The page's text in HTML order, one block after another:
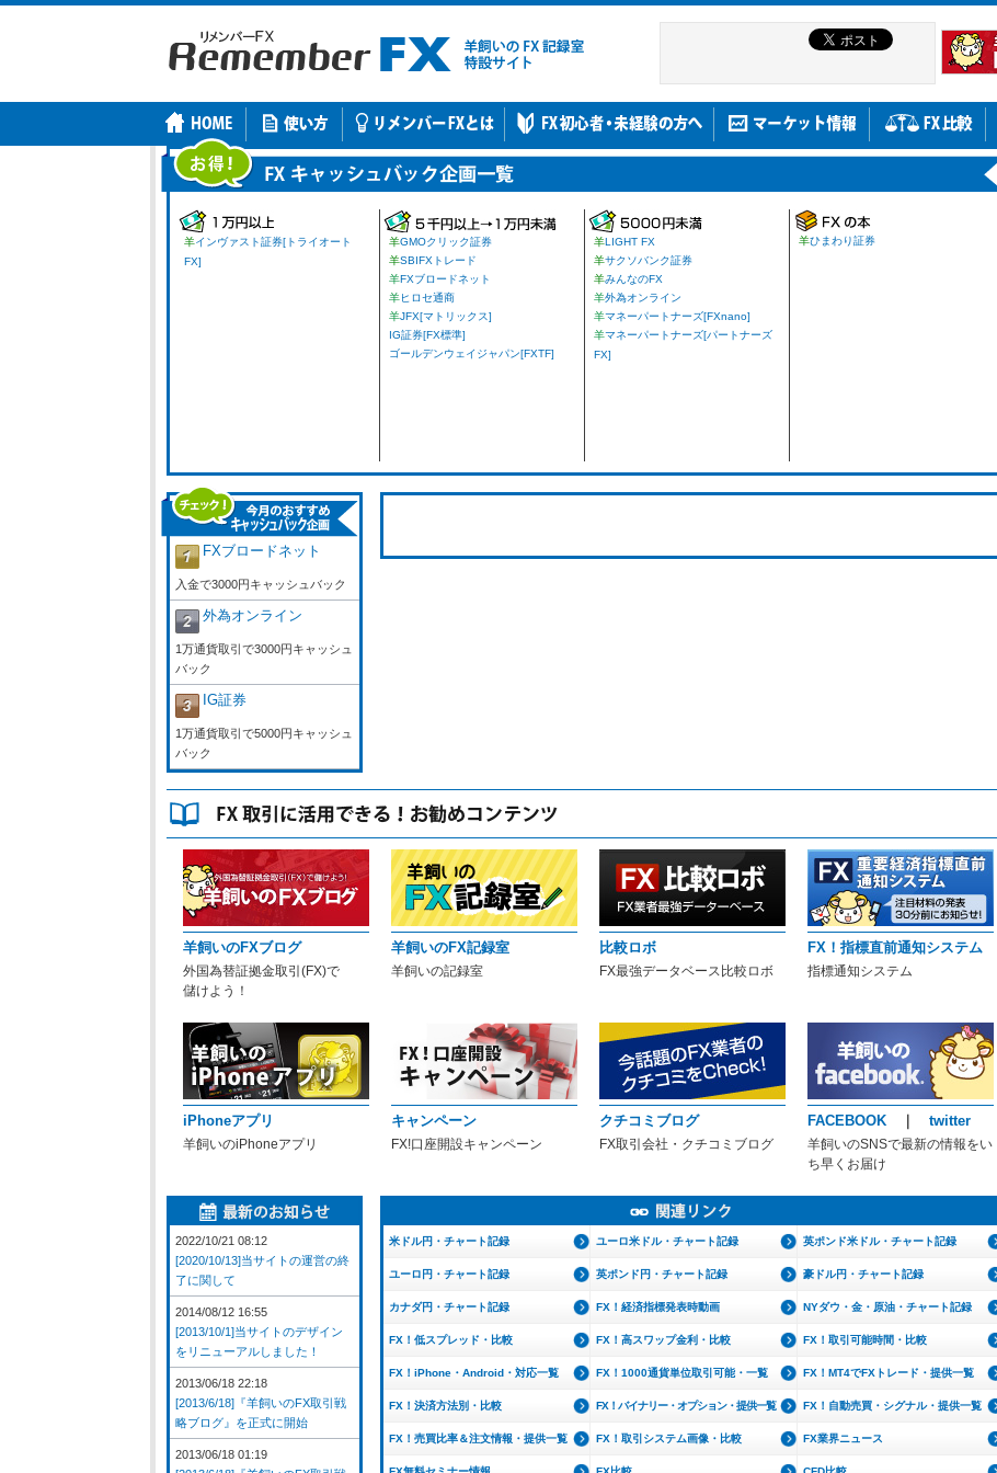
羊インヴァスト証券[トライオート
FX]
羊GMOクリック証券
羊SBIFXトレード
羊FXブロードネット
羊ヒロセ通商
羊JFX[マトリックス]
IG証券[FX標準]
ゴールデンウェイジャパン[FXTF]
羊LIGHT FX
羊サクソバンク証券
羊みんなのFX
羊外為オンライン
羊マネーパートナーズ[FXnano]
羊マネーパートナーズ[パートナーズ
FX]
羊ひまわり証券
FXブロードネット
入金で3000円キャッシュバック
外為オンライン
1万通貨取引で3000円キャッシュ
バック
IG証券
1万通貨取引で5000円キャッシュ
バック
羊飼いのFXブログ
外国為替証拠金取引(FX)で
儲けよう！
羊飼いのFX記録室
羊飼いの記録室
比較ロボ
FX最強データベース比較ロボ
FX！指標直前通知システム
指標通知システム
iPhoneアプリ
羊飼いのiPhoneアプリ
キャンペーン
FX!口座開設キャンペーン
クチコミブログ
FX取引会社・クチコミブログ
FACEBOOK twitter
羊飼いのSNSで最新の情報をい
ち早くお届け
米ドル円・チャート記録 ユーロ米ドル・チャート記録 英ポンド米ドル・チャート記録
ユーロ円・チャート記録 英ポンド円・チャート記録 豪ドル円・チャート記録
カナダ円・チャート記録 FX！経済指標発表時動画 NYダウ・金・原油・チャート記録
FX！低スプレッド・比較 FX！高スワップ金利・比較 FX！取引可能時間・比較
FX！iPhone・Android・対応一覧 FX！1000通貨単位取引可能・一覧 FX！MT4でFXトレード・提供一覧
FX！決済方法別・比較 FX！バイナリー・オプション・提供一覧 FX！自動売買・シグナル・提供一覧
FX！売買比率＆注文情報・提供一覧 FX！取引システム画像・比較 FX業界ニュース
2022/10/21 08:12
[2020/10/13]当サイトの運営の終
了に関して
2014/08/12 16:55
[2013/10/1]当サイトのデザイン
をリニューアルしました！
2013/06/18 22:18
[2013/6/18]『羊飼いのFX取引戦
略ブログ』を正式に開始
2013/06/18 01:19